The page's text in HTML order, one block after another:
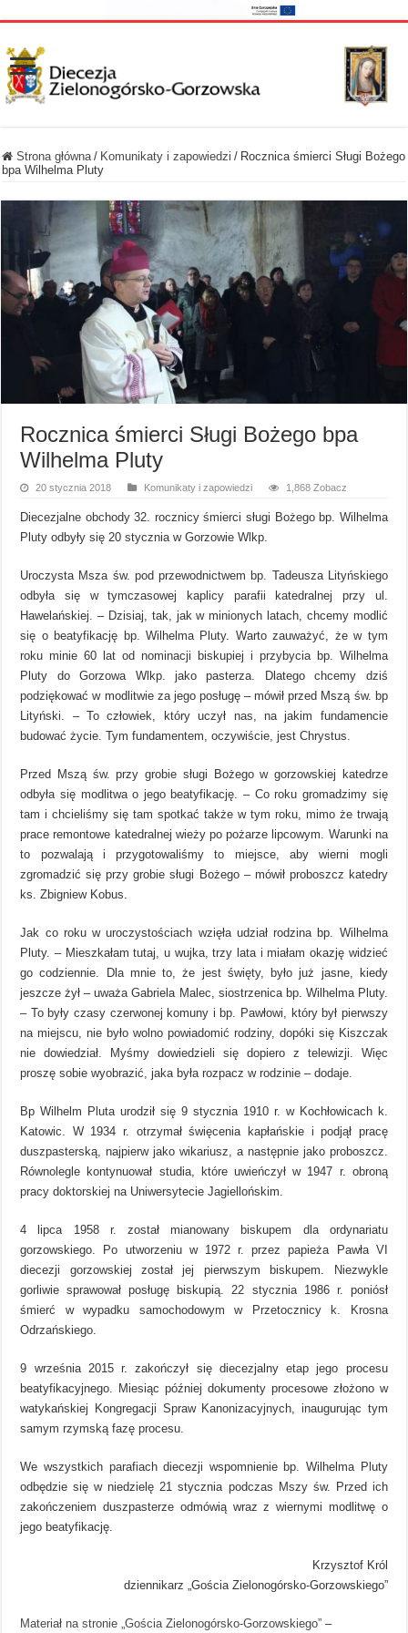
Strona główna / Komunikaty i zapowiedzi / Rocznica śmierci Sługi Bożego
bpa Wilhelma Pluty
Rocznica śmierci Sługi Bożego bpa
Wilhelma Pluty
20 stycznia 2018 Komunikaty i zapowiedzi 1,868 Zobacz
Diecezjalne obchody 32. rocznicy śmierci sługi Bożego bp. Wilhelma
Pluty odbyły się 20 stycznia w Gorzowie Wlkp.
Uroczysta Msza św. pod przewodnictwem bp. Tadeusza Lityńskiego
odbyła się w tymczasowej kaplicy parafii katedralnej przy ul.
Hawelańskiej. – Dzisiaj, tak, jak w minionych latach, chcemy modlić
się o beatyfikację bp. Wilhelma Pluty. Warto zauważyć, że w tym
roku minie 60 lat od nominacji biskupiej i przybycia bp. Wilhelma
Pluty do Gorzowa Wlkp. jako pasterza. Dlatego chcemy dziś
podziękować w modlitwie za jego posługę – mówił przed Mszą św. bp
Lityński. – To człowiek, który uczył nas, na jakim fundamencie
budować życie. Tym fundamentem, oczywiście, jest Chrystus.
Przed Mszą św. przy grobie sługi Bożego w gorzowskiej katedrze
odbyła się modlitwa o jego beatyfikację. – Co roku gromadzimy się
tam i chcieliśmy się tam spotkać także w tym roku, mimo że trwają
prace remontowe katedralnej wieży po pożarze lipcowym. Warunki na
to pozwalają i przygotowaliśmy to miejsce, aby wierni mogli
zgromadzić się przy grobie sługi Bożego – mówił proboszcz katedry
ks. Zbigniew Kobus.
Jak co roku w uroczystościach wzięła udział rodzina bp. Wilhelma
Pluty. – Mieszkałam tutaj, u wujka, trzy lata i miałam okazję widzieć
go codziennie. Dla mnie to, że jest święty, było już jasne, kiedy
jeszcze żył – uważa Gabriela Malec, siostrzenica bp. Wilhelma Pluty.
– To były czasy czerwonej komuny i bp. Pawłowi, który był pierwszy
na miejscu, nie było wolno powiadomić rodziny, dopóki się Kiszczak
nie dowiedział. Myśmy dowiedzieli się dopiero z telewizji. Więc
proszę sobie wyobrazić, jaka była rozpacz w rodzinie – dodaje.
Bp Wilhelm Pluta urodził się 9 stycznia 1910 r. w Kochłowicach k.
Katowic. W 1934 r. otrzymał święcenia kapłańskie i podjął pracę
duszpasterską, najpierw jako wikariusz, a następnie jako proboszcz.
Równolegle kontynuował studia, które uwieńczył w 1947 r. obroną
pracy doktorskiej na Uniwersytecie Jagiellońskim.
4 lipca 1958 r. został mianowany biskupem dla ordynariatu
gorzowskiego. Po utworzeniu w 1972 r. przez papieża Pawła VI
diecezji gorzowskiej został jej pierwszym biskupem. Niezwykle
gorliwie sprawował posługę biskupią. 22 stycznia 1986 r. poniósł
śmierć w wypadku samochodowym w Przetocznicy k. Krosna
Odrzańskiego.
9 września 2015 r. zakończył się diecezjalny etap jego procesu
beatyfikacyjnego. Miesiąc później dokumenty procesowe złożono w
watykańskiej Kongregacji Spraw Kanonizacyjnych, inaugurując tym
samym rzymską fazę procesu.
We wszystkich parafiach diecezji wspomnienie bp. Wilhelma Pluty
odbędzie się w niedzielę 21 stycznia podczas Mszy św. Przed ich
zakończeniem duszpasterze odmówią wraz z wiernymi modlitwę o
jego beatyfikację.
Krzysztof Król
dziennikarz „Gościa Zielonogórsko-Gorzowskiego”
Materiał na stronie „Gościa Zielonogórsko-Gorzowskiego” –